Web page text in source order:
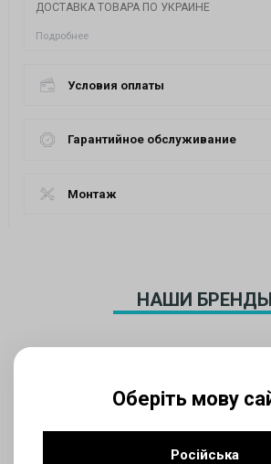
Оберіть мову
Російська
ДОСТАВКА ТОВАРА ПО УКРАИНЕ
Подробнее
Условия оплаты
Гарантийное обслуживание
Монтаж
НАШИ БРЕНДЫ